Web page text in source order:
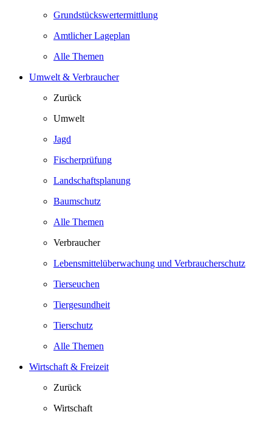
Grundstückswertermittlung
Amtlicher Lageplan
Alle Themen
Umwelt & Verbraucher
Zurück
Umwelt
Jagd
Fischerprüfung
Landschaftsplanung
Baumschutz
Alle Themen
Verbraucher
Lebensmittelüberwachung und Verbraucherschutz
Tierseuchen
Tiergesundheit
Tierschutz
Alle Themen
Wirtschaft & Freizeit
Zurück
Wirtschaft